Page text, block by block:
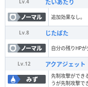
Lv.4 たいあたり
追加効果なし。
Lv.8 じたばた
自分の残りHP
Lv.12 アクアジェット
先制攻撃ができ
うが先制攻撃で